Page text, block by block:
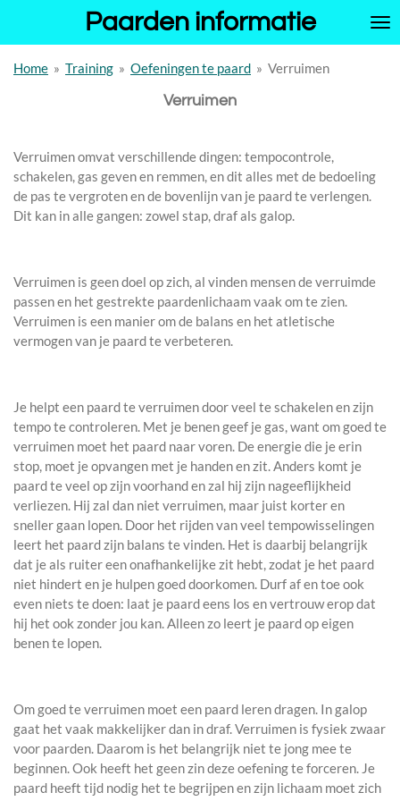
de
Paarden informatie
Home » Training » Oefeningen te paard » Verruimen
Verruimen
Verruimen omvat verschillende dingen: tempocontrole,
schakelen, gas geven en remmen, en dit alles met de bedoeling
de pas te vergroten en de bovenlijn van je paard te verlengen.
Dit kan in alle gangen: zowel stap, draf als galop.
Verruimen is geen doel op zich, al vinden mensen de verruimde
passen en het gestrekte paardenlichaam vaak om te zien.
Verruimen is een manier om de balans en het atletische
vermogen van je paard te verbeteren.
Je helpt een paard te verruimen door veel te schakelen en zijn
tempo te controleren. Met je benen geef je gas, want om goed te
verruimen moet het paard naar voren. De energie die je erin
stop, moet je opvangen met je handen en zit. Anders komt je
paard te veel op zijn voorhand en zal hij zijn nageeflijkheid
verliezen. Hij zal dan niet verruimen, maar juist korter en
sneller gaan lopen. Door het rijden van veel tempowisselingen
leert het paard zijn balans te vinden. Het is daarbij belangrijk
dat je als ruiter een onafhankelijke zit hebt, zodat je het paard
niet hindert en je hulpen goed doorkomen. Durf af en toe ook
even niets te doen: laat je paard eens los en vertrouw erop dat
hij het ook zonder jou kan. Alleen zo leert je paard op eigen
benen te lopen.
Om goed te verruimen moet een paard leren dragen. In galop
gaat het vaak makkelijker dan in draf. Verruimen is fysiek zwaar
voor paarden. Daarom is het belangrijk niet te jong mee te
beginnen. Ook heeft het geen zin deze oefening te forceren. Je
paard heeft tijd nodig het te begrijpen en zijn lichaam moet zich